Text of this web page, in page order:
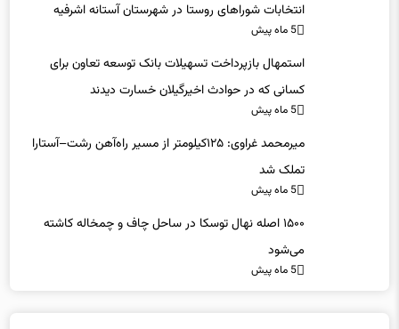
انتخابات شوراهای روستا در شهرستان آستانه اشرفیه
داوطلب شده اند
5 ماه پیش
استمهال بازپرداخت تسهیلات بانک توسعه تعاون برای
کسانی که در حوادث اخیرگیلان خسارت دیدند
5 ماه پیش
میرمحمد غراوی: ۱۲۵کیلومتر از مسیر راه‌آهن رشت–آستارا
تملک شد
5 ماه پیش
۱۵۰۰ اصله نهال توسکا در ساحل چاف و چمخاله کاشته
می‌شود
5 ماه پیش